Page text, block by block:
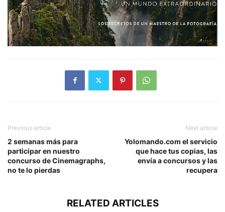
Previous article
2 semanas más para
participar en nuestro
concurso de Cinemagraphs,
no te lo pierdas
Next article
Yolomando.com el servicio
que hace tus copias, las
envía a concursos y las
recupera
RELATED ARTICLES